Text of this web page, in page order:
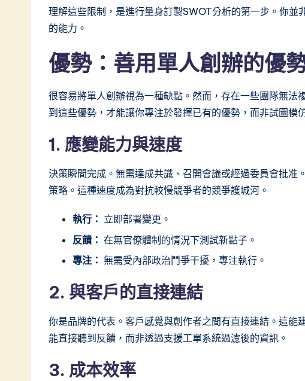
&
ft
w
理解這些限制，是進行量身訂製SWOT分析的第一步。你
的能力。
優勢：善用單人創辦的優
很容易將單人創辦視為一種缺點。然而，存在一些團隊無法
到這些優勢，才能讓你專注於發揮已有的優勢，而非試圖模
1. 應變能力與速度
決策瞬間完成。無需達成共識、召開會議或經過委員會批
策略。這種速度成為對抗較慢競爭者的競爭護城河。
執行： 立即部署變更。
反饋： 在無官僚體制的情況下測試新點子。
專注： 無需受內部政治鬥爭干擾，專注執行。
2. 與客戶的直接連結
你是品牌的代表。客戶感覺與創作者之間有直接連結。這能
能直接聽到反饋，而非透過支援工單系統過濾後的資訊。
3. 成本效率